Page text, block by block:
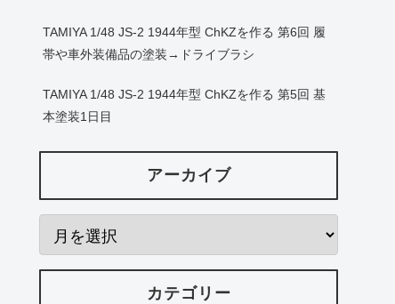
TAMIYA 1/48 JS-2 1944年型 ChKZを作る 第6回 履
帯や車外装備品の塗装→ドライブラシ
TAMIYA 1/48 JS-2 1944年型 ChKZを作る 第5回 基
本塗装1日目
アーカイブ
カテゴリー